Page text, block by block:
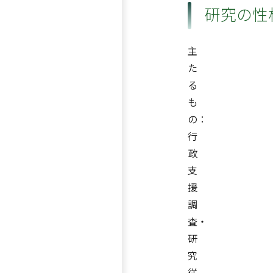
研究の性
主
た
る
も
の：
行
政
支
援
調
査・
研
究